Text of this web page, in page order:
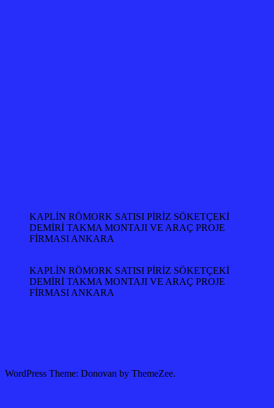
KAPLİN RÖMORK SATISI PİRİZ SÖKETÇEKİ
DEMİRİ TAKMA MONTAJI VE ARAÇ PROJE
FİRMASI ANKARA
KAPLİN RÖMORK SATISI PİRİZ SÖKETÇEKİ
DEMİRİ TAKMA MONTAJI VE ARAÇ PROJE
FİRMASI ANKARA
WordPress Theme: Donovan by ThemeZee.